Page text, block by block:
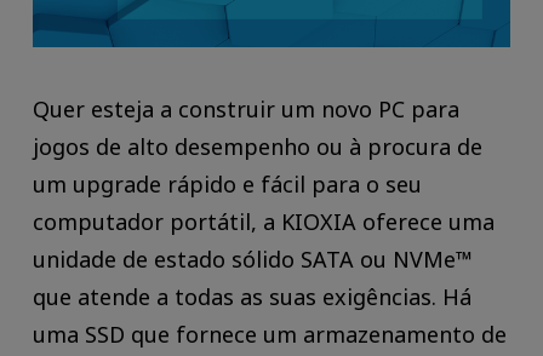
Quer esteja a construir um novo PC para
jogos de alto desempenho ou à procura de
um upgrade rápido e fácil para o seu
computador portátil, a KIOXIA oferece uma
unidade de estado sólido SATA ou NVMe™
que atende a todas as suas exigências. Há
uma SSD que fornece um armazenamento de